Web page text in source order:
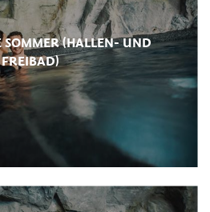
SOMMER (HALLEN- UND
FREIBAD)